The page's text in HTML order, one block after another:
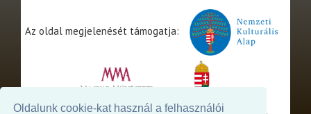
Oldalunk cookie-kat használ a felhasználói
Az oldal megjelenését támogatja: